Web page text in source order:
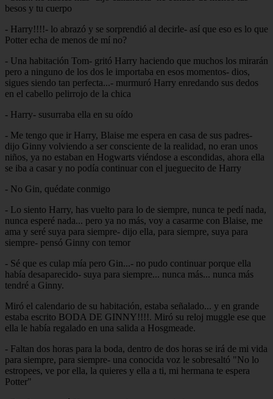
besos y tu cuerpo
- Harry!!!!- lo abrazó y se sorprendió al decirle- así que eso es lo que
Potter echa de menos de mí no?
- Una habitación Tom- gritó Harry haciendo que muchos los mirarán
pero a ninguno de los dos le importaba en esos momentos- dios,
sigues siendo tan perfecta...- murmuró Harry enredando sus dedos
en el cabello pelirrojo de la chica
- Harry- susurraba ella en su oído
- Me tengo que ir Harry, Blaise me espera en casa de sus padres-
dijo Ginny volviendo a ser consciente de la realidad, no eran unos
niños, ya no estaban en Hogwarts viéndose a escondidas, ahora ella
se iba a casar y no podía continuar con el jueguecito de Harry
- No Gin, quédate conmigo
- Lo siento Harry, has vuelto para lo de siempre, nunca te pedí nada,
nunca esperé nada... pero ya no más, voy a casarme con Blaise, me
ama y seré suya para siempre- dijo ella, para siempre, suya para
siempre- pensó Ginny con temor
- Sé que es culap mía pero Gin...- no pudo continuar porque ella
había desaparecido- suya para siempre... nunca más... nunca más
tendré a Ginny.
Miró el calendario de su habitación, estaba señalado... y en grande
estaba escrito BODA DE GINNY!!!!. Miró su reloj muggle ese que
ella le había regalado en una salida a Hosgmeade.
- Faltan dos horas para la boda, dentro de dos horas se irá de mi vida
para siempre, para siempre- una conocida voz le sobresaltó "No lo
estropees, ve por ella, la quieres y ella a ti, mi hermana te espera
Potter"